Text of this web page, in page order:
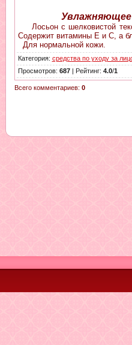
Увлажняющее
Лосьон с шелковистой
Содержит витамины Е и С, а
Для нормальной кожи.
Категория: средства по уходу за
Просмотров: 687| Рейтинг: 4.0/1
Всего комментариев: 0